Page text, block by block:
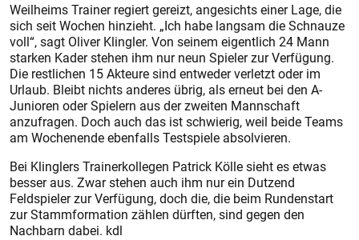
Weilheims Trainer regiert gereizt, angesichts einer Lage, die
sich seit Wochen hinzieht. „Ich habe langsam die Schnauze
voll“, sagt Oliver Klingler. Von seinem eigentlich 24 Mann
starken Kader stehen ihm nur neun Spieler zur Verfügung.
Die restlichen 15 Akteure sind entweder verletzt oder im
Urlaub. Bleibt nichts anderes übrig, als erneut bei den A-
Junioren oder Spielern aus der zweiten Mannschaft
anzufragen. Doch auch das ist schwierig, weil beide Teams
am Wochenende ebenfalls Testspiele absolvieren.
Bei Klinglers Trainerkollegen Patrick Kölle sieht es etwas
besser aus. Zwar stehen auch ihm nur ein Dutzend
Feldspieler zur Verfügung, doch die, die beim Rundenstart
zur Stammformation zählen dürften, sind gegen den
Nachbarn dabei. kdl